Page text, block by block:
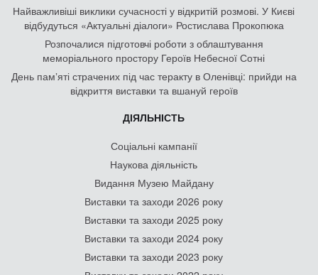
Найважливіші виклики сучасності у відкритій розмові. У Києві
відбудуться «Актуальні діалоги» Ростислава Прокопюка
Розпочалися підготовчі роботи з облаштування
меморіального простору Героїв Небесної Сотні
День памʼяті страчених під час теракту в Оленівці: прийди на
відкриття виставки та вшануй героїв
ДІЯЛЬНІСТЬ
Соціальні кампанії
Наукова діяльність
Видання Музею Майдану
Виставки та заходи 2026 року
Виставки та заходи 2025 року
Виставки та заходи 2024 року
Виставки та заходи 2023 року